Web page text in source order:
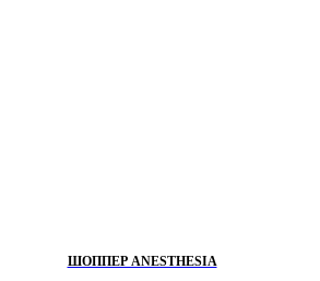
ШОППЕР ANESTHESIA